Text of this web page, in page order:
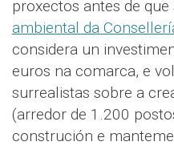
proxectos antes de que
ambiental da
considera un
euros na comarca, e
surrealistas sobre a
(arredor de 1.200
construción e